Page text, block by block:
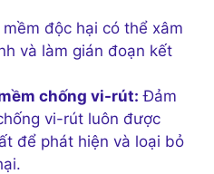
độc hại có thể xâm
và làm gián đoạn kết
chống vi-rút: Đảm
vi-rút luôn được
để phát hiện và loại bỏ